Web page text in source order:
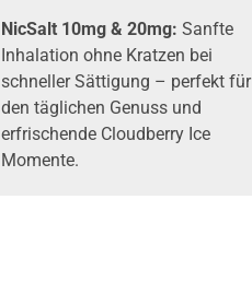
NicSalt 10mg & 20mg: Sanfte
Inhalation ohne Kratzen bei
schneller Sättigung – perfekt für
den täglichen Genuss und
erfrischende Cloudberry Ice
Momente.